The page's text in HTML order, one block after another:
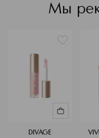
Мы
DIVAGE